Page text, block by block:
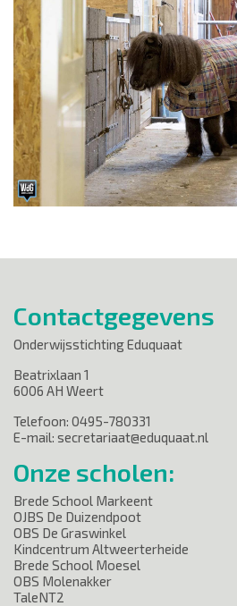
Contactgegevens
Onderwijsstichting Eduquaat
Beatrixlaan 1
6006 AH Weert
Telefoon: 0495-780331
E-mail: secretariaat@eduquaat.nl
Onze scholen:
Brede School Markeent
OJBS De Duizendpoot
OBS De Graswinkel
Kindcentrum Altweerterheide
Brede School Moesel
OBS Molenakker
TaleNT2